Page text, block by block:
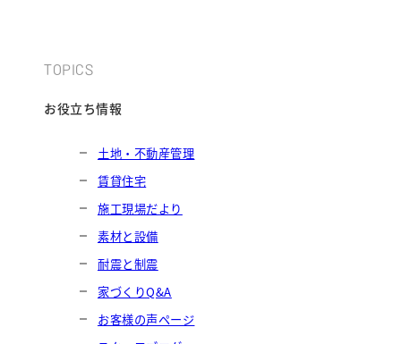
TOPICS
お役立ち情報
土地・不動産管理
賃貸住宅
施工現場だより
素材と設備
耐震と制震
家づくりQ&A
お客様の声ページ